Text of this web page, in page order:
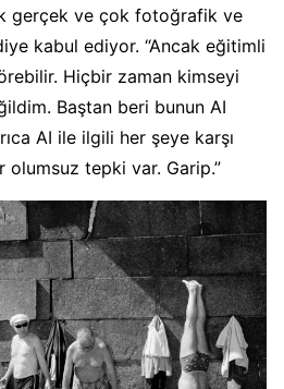
gerçek ve çok fotoğrafik ve
diye kabul ediyor. “Ancak eğitimli
Hiçbir zaman kimseyi
Baştan beri bunun AI
AI ile ilgili her şeye karşı
tepki var. Garip.”